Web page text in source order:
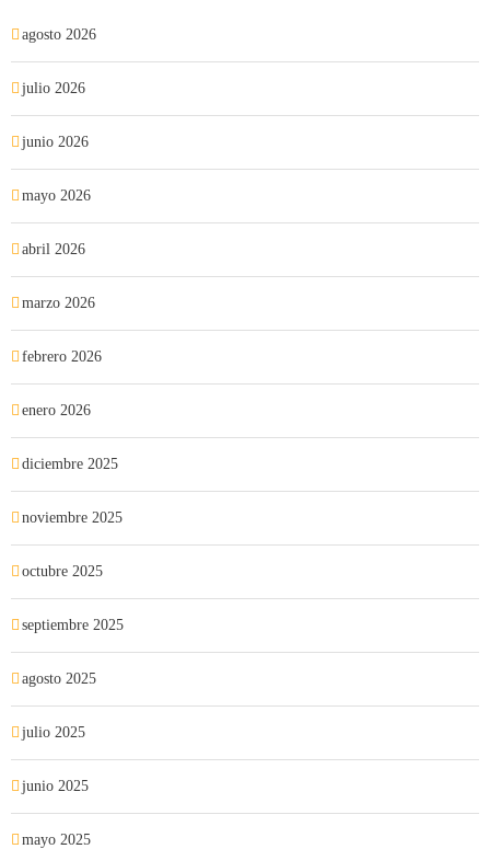
agosto 2026
julio 2026
junio 2026
mayo 2026
abril 2026
marzo 2026
febrero 2026
enero 2026
diciembre 2025
noviembre 2025
octubre 2025
septiembre 2025
agosto 2025
julio 2025
junio 2025
mayo 2025